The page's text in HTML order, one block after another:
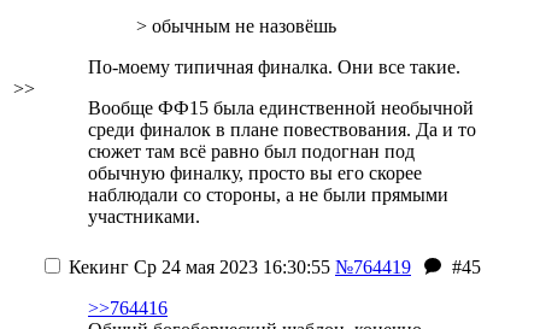
>>
> обычным не назовёшь
По-моему типичная финалка. Они все такие.
Вообще ФФ15 была единственной необычной
среди финалок в плане повествования. Да и то
сюжет там всё равно был подогнан под
обычную финалку, просто вы его скорее
наблюдали со стороны, а не были прямыми
участниками.
Кекинг Ср 24 мая 2023 16:30:55 №764419
#45
>>764416